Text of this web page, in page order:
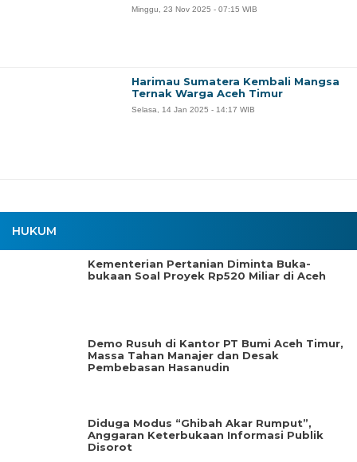
HUKUM
Kementerian Pertanian Diminta Buka-
bukaan Soal Proyek Rp520 Miliar di Aceh
Demo Rusuh di Kantor PT Bumi Aceh Timur,
Massa Tahan Manajer dan Desak
Pembebasan Hasanudin
Diduga Modus “Ghibah Akar Rumput”,
Anggaran Keterbukaan Informasi Publik
Disorot
Minggu, 23 Nov 2025 - 07:15 WIB
Harimau Sumatera Kembali Mangsa
Ternak Warga Aceh Timur
Selasa, 14 Jan 2025 - 14:17 WIB